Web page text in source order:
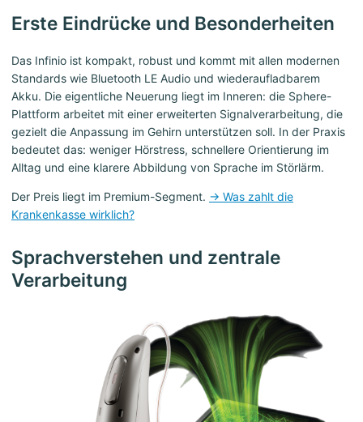
Erste Eindrücke und Besonderheiten
Das Infinio ist kompakt, robust und kommt mit allen modernen
Standards wie Bluetooth LE Audio und wiederaufladbarem
Akku. Die eigentliche Neuerung liegt im Inneren: die Sphere-
Plattform arbeitet mit einer erweiterten Signalverarbeitung, die
gezielt die Anpassung im Gehirn unterstützen soll. In der Praxis
bedeutet das: weniger Hörstress, schnellere Orientierung im
Alltag und eine klarere Abbildung von Sprache im Störlärm.
Der Preis liegt im Premium-Segment. → Was zahlt die
Krankenkasse wirklich?
Sprachverstehen und zentrale
Verarbeitung